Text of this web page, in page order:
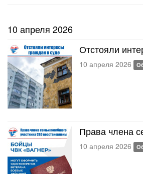
10 апреля 2026
Отстояли
10 апреля 2026
Права члена
10 апреля 2026